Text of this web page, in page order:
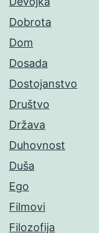
Dobrota
Dom
Dosada
Dostojanstvo
Društvo
Država
Duhovnost
Duša
Ego
Filmovi
Filozofija